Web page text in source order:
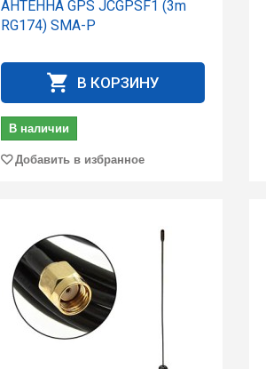
АНТЕННА GPS JCGPSF1 (3m
RG174) SMA-P
В КОРЗИНУ
В наличии
Добавить в избранное